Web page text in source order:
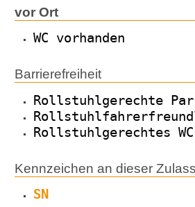
vor Ort
WC vorhanden
Barrierefreiheit
Rollstuhlgerechte
Rollstuhlgerechtes WC
Kennzeichen an dieser
SN